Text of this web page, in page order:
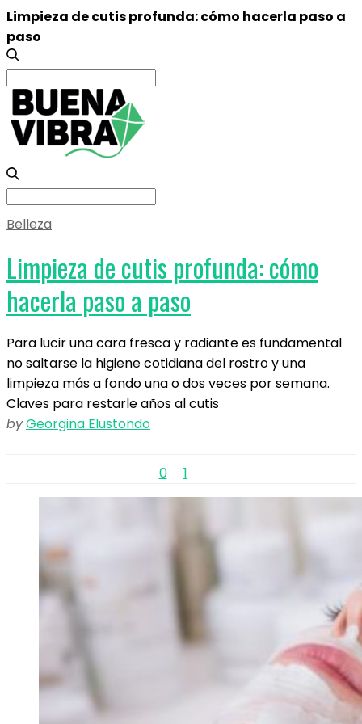
Limpieza de cutis profunda: cómo hacerla paso a
paso
Search
for:
Search
Belleza
Limpieza de cutis profunda: cómo
hacerla paso a paso
Para lucir una cara fresca y radiante es fundamental
no saltarse la higiene cotidiana del rostro y una
limpieza más a fondo una o dos veces por semana.
Claves para restarle años al cutis
byGeorgina Elustondo
0 1